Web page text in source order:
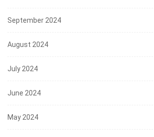
September 2024
August 2024
July 2024
June 2024
May 2024